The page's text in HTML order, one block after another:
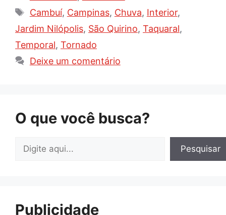
Tags
Cambuí, Campinas, Chuva, Interior,
Jardim Nilópolis, São Quirino, Taquaral,
Temporal, Tornado
Deixe um comentário
O que você busca?
Pesquisar Pesquisar
Publicidade